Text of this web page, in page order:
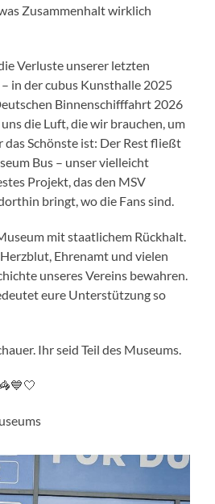
Zusammenhalt wirklich
Verluste unserer letzten
in der cubus Kunsthalle 2025
Binnenschifffahrt 2026
die Luft, die wir brauchen, um
das Schönste ist: Der Rest fließt
Bus – unser vielleicht
Projekt, das den MSV
bringt, wo die Fans sind.
mit staatlichem Rückhalt.
Ehrenamt und vielen
unseres Vereins bewahren.
eure Unterstützung so
Ihr seid Teil des Museums.